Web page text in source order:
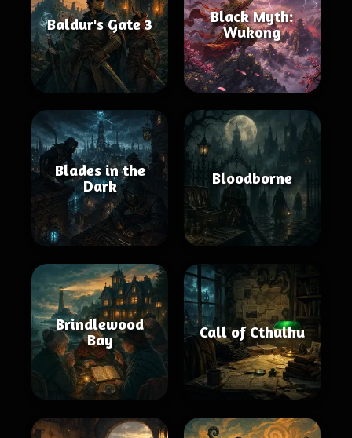
Baldur's Gate 3
Black Myth:
Wukong
Blades in the
Dark
Bloodborne
Brindlewood
Bay
Call of Cthulhu